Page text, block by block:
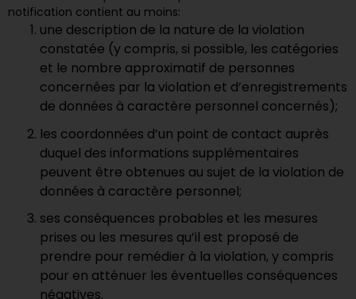
notification contient au moins:
une description de la nature de la violation
constatée (y compris, si possible, les catégories
et le nombre approximatif de personnes
concernées par la violation et d’enregistrements
de données à caractère personnel concernés);
les coordonnées d’un point de contact auprès
duquel des informations supplémentaires
peuvent être obtenues au sujet de la violation de
données à caractère personnel;
ses conséquences probables et les mesures
prises ou les mesures qu’il est proposé de
prendre pour remédier à la violation, y compris
pour en atténuer les éventuelles conséquences
négatives.